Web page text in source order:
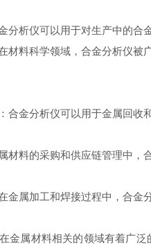
析仪可以用于对生产中的合金
料科学领域，合金分析仪被广
金分析仪可以用于金属回收和
料的采购和供应链管理中，合
属加工和焊接过程中，合金分
属材料相关的领域有着广泛